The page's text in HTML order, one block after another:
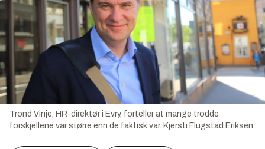
Trond Vinje, HR-direktør i Evry, forteller at mange trodde
forskjellene var større enn de faktisk var. Kjersti Flugstad Eriksen